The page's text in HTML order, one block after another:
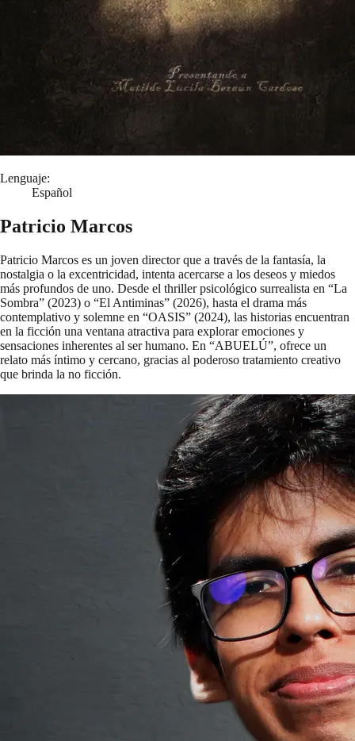
Lenguaje:
Español
Patricio Marcos
Patricio Marcos es un joven director que a través de la fantasía, la
nostalgia o la excentricidad, intenta acercarse a los deseos y miedos
más profundos de uno. Desde el thriller psicológico surrealista en “La
Sombra” (2023) o “El Antiminas” (2026), hasta el drama más
contemplativo y solemne en “OASIS” (2024), las historias encuentran
en la ficción una ventana atractiva para explorar emociones y
sensaciones inherentes al ser humano. En “ABUELÚ”, ofrece un
relato más íntimo y cercano, gracias al poderoso tratamiento creativo
que brinda la no ficción.